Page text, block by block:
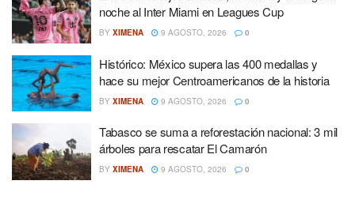
noche al Inter Miami en Leagues Cup
BY XIMENA 9 AGOSTO, 2026 0
Histórico: México supera las 400 medallas y
hace su mejor Centroamericanos de la historia
BY XIMENA 9 AGOSTO, 2026 0
Tabasco se suma a reforestación nacional: 3 mil
árboles para rescatar El Camarón
BY XIMENA 9 AGOSTO, 2026 0